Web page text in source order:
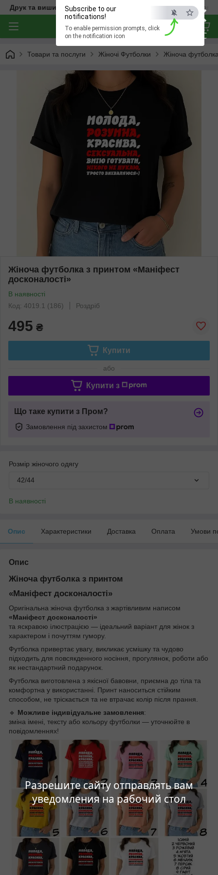
×
ESC
Разрешите сайту отправлять вам
уведомления на рабочий стол
Subscribe to our
notifications!
To enable permission prompts, click
on the notification icon
Друк та вишивка на одязі — створюємо речі з характером
Товари та послуги Жіночі Футболки Жіноча
Жіноча футболка з принтом «Маніфест
досконалості»
В наявності
Код: 4019.1 (186)
Роздріб
495 ₴
Купити
або
Купити з
Що таке купити з Пром?
Замовлення під захистом
Розмір жіночого одягу
42/44
В наявності
Опис Характеристики Доставка Оплата Умови
Опис
Жіноча футболка з принтом
«Маніфест досконалості»
Оригінальна жіноча футболка з жартівливим написом
«Маніфест досконалості»
та яскравою ілюстрацією — ідеальний варіант для жінок з
характером і почуттям гумору.
Футболка привертає увагу, викликає усмішку та чудово
підходить для повсякденного носіння, прогулянок, роботи або
як нестандартний подарунок.
Футболка виготовлена з якісної бавовни, приємна до тіла та
комфортна у використанні. Принт наноситься стійким
способом, не тріскається та не втрачає колір після прання.
🔹 Можливе індивідуальне замовлення:
зміна імені, тексту або кольору футболки — уточнюйте в
повідомленнях!